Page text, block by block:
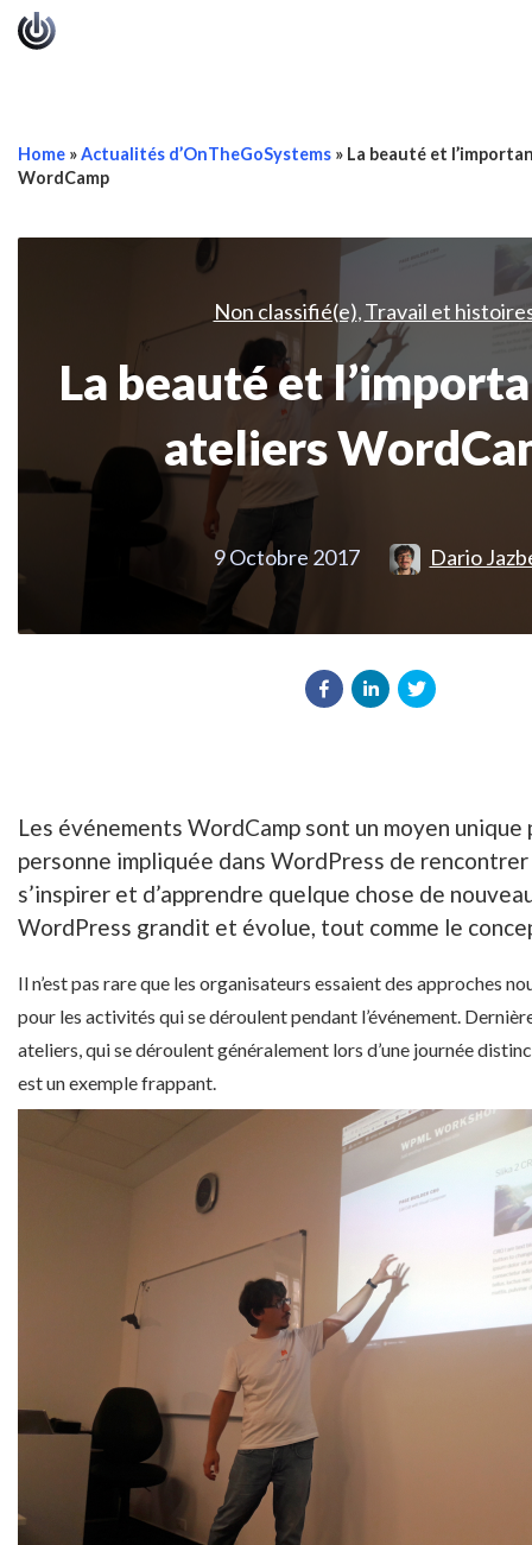
Home »Actualités d’OnTheGoSystems » La beauté et
WordCamp
Non classifié(e), Travail et
La beauté et
ateliers
9 Octobre 2017 Dario
Les événements WordCamp sont un moyen
personne impliquée dans WordPress de rencontrer
s’inspirer et d’apprendre quelque chose de
WordPress grandit et évolue, tout comme le
Il n’est pas rare que les organisateurs essaient des approches
pour les activités qui se déroulent pendant l’événement.
ateliers, qui se déroulent généralement lors d’une journée
est un exemple frappant.